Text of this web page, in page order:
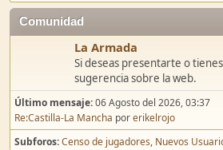
Comunidad
La Armada
Si deseas presentarte o
sugerencia sobre la web.
Último mensaje:06 Agosto del 2026, 03:37
Re:Castilla-La Mancha porerikelrojo
Subforos Censo de jugadores Nuevos